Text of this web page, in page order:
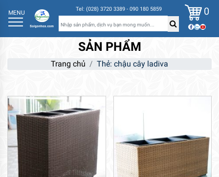
MENU Tel: (028) 3720 3389 - 090 180 5859 0
SẢN PHẨM
Trang chủ Thẻ: chậu cây ladiva